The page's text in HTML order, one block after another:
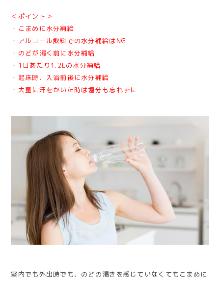
＜ポイント＞
・こまめに水分補給
・アルコール飲料での水分補給はNG
・のどが渇く前に水分補給
・1日あたり1.2Lの水分補給
・起床時、入浴前後に水分補給
・大量に汗をかいた時は塩分も忘れずに
室内でも外出時でも、のどの渇きを感じていなくてもこまめに